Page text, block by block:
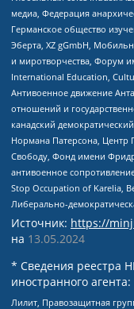
медиа, Федерация
Германское общество
Эберта, XZ gGmbH,
и миротворчества, Форум
International Education,
Антивоенное движение
отношений и
канадский
Нормана Патерсона, Центр
Свободу, Фонд имени
антивоенное
Stop Occupation of Karelia,
Либерально-
Источник: https://
на 13.05.2024
* Сведения реестра
иностранного агента:
Лилит, Правозащитная